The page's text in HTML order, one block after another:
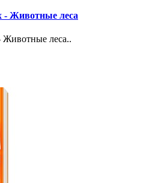
- Животные леса
Животные леса..